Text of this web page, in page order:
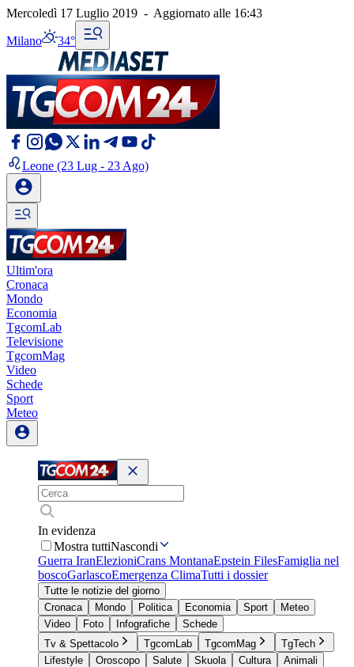
Mercoledì 17 Luglio 2019 - Aggiornato alle 16:43
Milano 34°
Leone (23 Lug - 23 Ago)
Ultim'ora
Cronaca
Mondo
Economia
TgcomLab
Televisione
TgcomMag
Video
Schede
Sport
Meteo
In evidenza
Mostra tuttiNascondi
Guerra IranElezioniCrans MontanaEpstein FilesFamiglia nel
boscoGarlascoEmergenza ClimaTutti i dossier
Tutte le notizie del giorno
Cronaca
Mondo Politica Economia Sport
Meteo
Video
Foto Infografiche
Schede
Tv & Spettacolo
TgcomLab TgcomMag
TgTech
Lifestyle
Oroscopo Salute Skuola Cultura
Animali